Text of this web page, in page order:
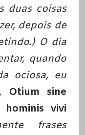
duas coisas
depois de
O dia
quando
ociosa, eu
Otium sine
vivi
frases